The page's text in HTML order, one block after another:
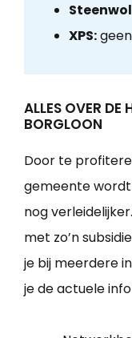
XPS:
ALLES OVER DE
BORGLOON
Door te
gemeente
nog
met zo’n
je bij meerdere
je de actuele